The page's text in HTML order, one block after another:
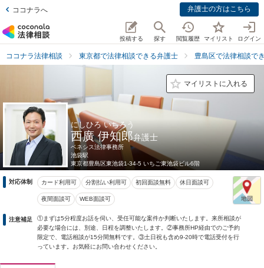
ココナラへ 弁護士の方はこちら
投稿する 探す 閲覧履歴 マイリスト ログイン
ココナラ法律相談 東京都で法律相談できる弁護士 豊島区で法律相談で
マイリストに入れる
にしひろ いちろう
西廣 伊知郎弁護士
ベネシス法律事務所
池袋駅
東京都豊島区東池袋1-34-5 いちご東池袋ビル6階
対応体制 カード利用可 分割払い利用可 初回面談無料 休日面談可
夜間面談可 WEB面談可
注意補足
①まずは5分程度お話を伺い、受任可能な案件か判断いたします。来所相談が
必要な場合には、別途、日程を調整いたします。②事務所HP経由でのご予約
限定で、電話相談が15分間無料です。③土日祝も含め9-20時で電話受付を行
っています。お気軽にお問い合わせください。